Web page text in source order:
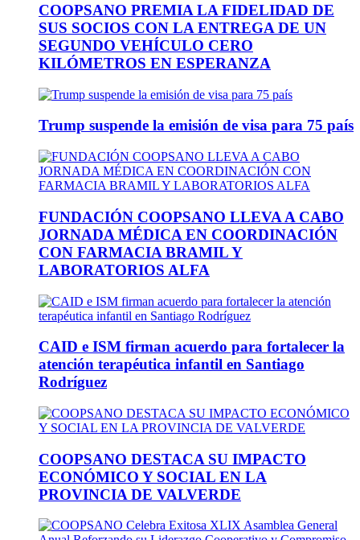
COOPSANO PREMIA LA FIDELIDAD DE
SUS SOCIOS CON LA ENTREGA DE UN
SEGUNDO VEHÍCULO CERO
KILÓMETROS EN ESPERANZA
Trump suspende la emisión de visa para 75 país
FUNDACIÓN COOPSANO LLEVA A CABO
JORNADA MÉDICA EN COORDINACIÓN
CON FARMACIA BRAMIL Y
LABORATORIOS ALFA
CAID e ISM firman acuerdo para fortalecer la
atención terapéutica infantil en Santiago
Rodríguez
COOPSANO DESTACA SU IMPACTO
ECONÓMICO Y SOCIAL EN LA
PROVINCIA DE VALVERDE